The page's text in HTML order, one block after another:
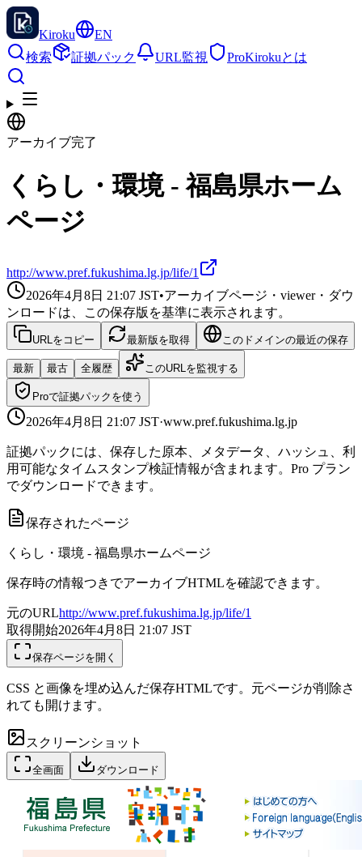
Kiroku
EN
検索
証拠パック URL監視 ProKirokuとは
アーカイブ完了
くらし・環境 - 福島県ホーム
ページ
http://www.pref.fukushima.lg.jp/life/1
2026年4月8日 21:07 JST•アーカイブページ・viewer・ダウ
ンロードは、この保存版を基準に表示されます。
URLをコピー 最新版を取得 このドメインの最近の保存
最新 最古 全履歴 このURLを監視する
Proで証拠パックを使う
2026年4月8日 21:07 JST·www.pref.fukushima.lg.jp
証拠パックには、保存した原本、メタデータ、ハッシュ、利
用可能なタイムスタンプ検証情報が含まれます。Pro プラン
でダウンロードできます。
保存されたページ
くらし・環境 - 福島県ホームページ
保存時の情報つきでアーカイブHTMLを確認できます。
元のURLhttp://www.pref.fukushima.lg.jp/life/1
取得開始2026年4月8日 21:07 JST
保存ページを開く
CSS と画像を埋め込んだ保存HTMLです。元ページが削除さ
れても開けます。
スクリーンショット
全画面 ダウンロード